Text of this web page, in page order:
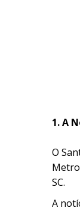
1. A
O
SC.
A